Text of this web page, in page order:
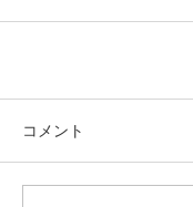
コメント